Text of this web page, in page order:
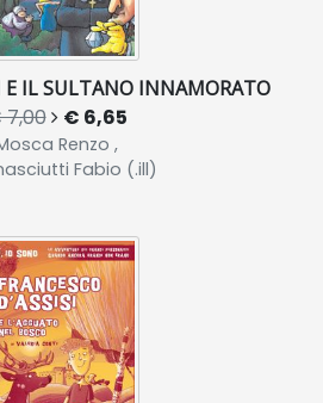
E IL SULTANO INNAMORATO
€ 6,65
Renzo ,
Fabio (.ill)